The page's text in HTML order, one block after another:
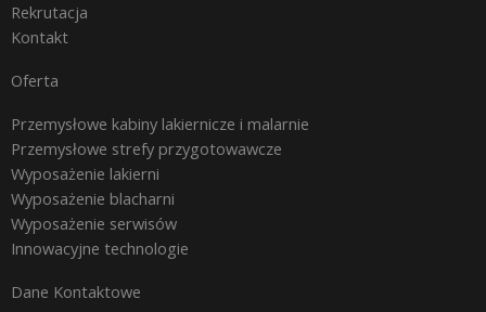
Rekrutacja
Kontakt
Oferta
Przemysłowe kabiny lakiernicze i malarnie
Przemysłowe strefy przygotowawcze
Wyposażenie lakierni
Wyposażenie blacharni
Wyposażenie serwisów
Innowacyjne technologie
Dane Kontaktowe